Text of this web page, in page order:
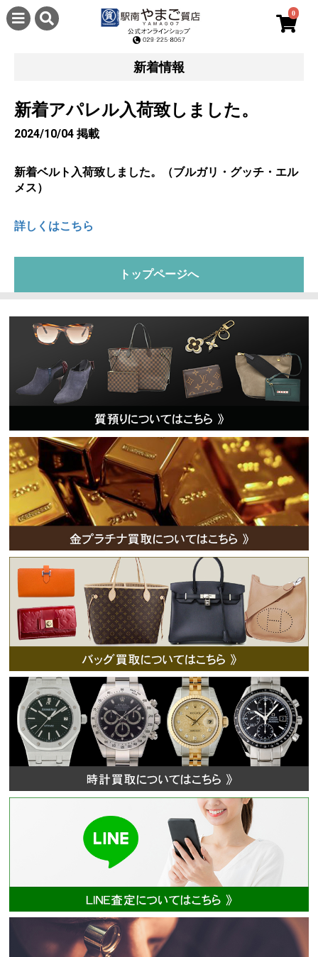
0
新着情報
新着アパレル入荷致しました。
2024/10/04 掲載
新着ベルト入荷致しました。（ブルガリ・グッチ・エル
メス）
詳しくはこちら
トップページへ